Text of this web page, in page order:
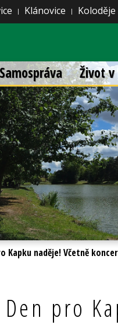
Klánovice Koloděje
Samospráva Život v
Kapku naděje! Včetně
Den pro